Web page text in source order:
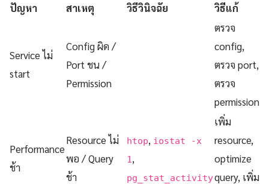
ปัญหา สาเหตุ วิธีวินิจฉัย วิธีแก้
Service ไม่
start
Config ผิด /
Port ชน /
Permission
ตรวจ
config,
ตรวจ port,
ตรวจ
permission
Performance
ช้า
Resource ไม่
พอ / Query
ช้า
htop, iostat -x
1 ,
pg_stat_activity
เพิ่ม
resource,
optimize
query, เพิ่ม